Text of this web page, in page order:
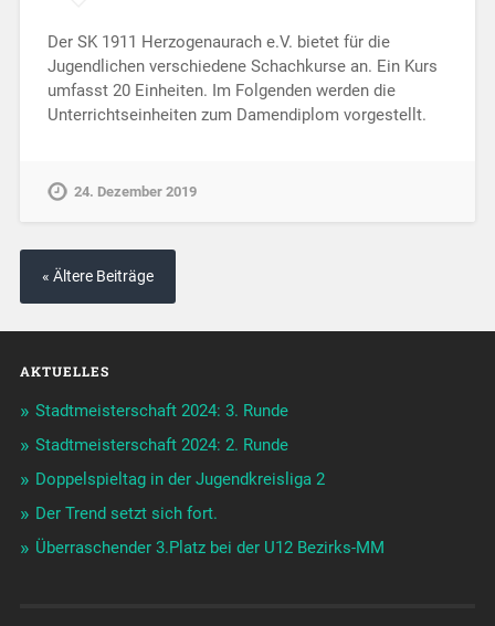
Der SK 1911 Herzogenaurach e.V. bietet für die
Jugendlichen verschiedene Schachkurse an. Ein Kurs
umfasst 20 Einheiten. Im Folgenden werden die
Unterrichtseinheiten zum Damendiplom vorgestellt.
24. Dezember 2019
« Ältere Beiträge
AKTUELLES
Stadtmeisterschaft 2024: 3. Runde
Stadtmeisterschaft 2024: 2. Runde
Doppelspieltag in der Jugendkreisliga 2
Der Trend setzt sich fort.
Überraschender 3.Platz bei der U12 Bezirks-MM